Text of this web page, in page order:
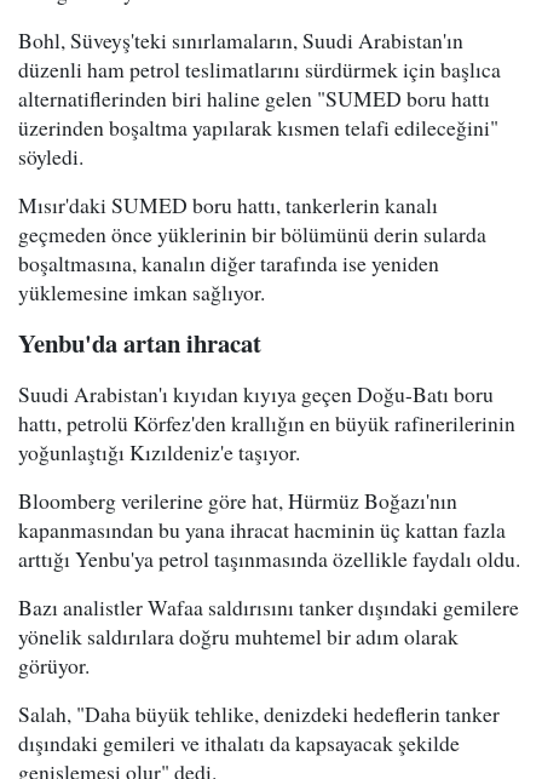
Bohl, Süveyş'teki sınırlamaların, Suudi Arabistan'ın
düzenli ham petrol teslimatlarını sürdürmek için başlıca
alternatiflerinden biri haline gelen "SUMED boru hattı
üzerinden boşaltma yapılarak kısmen telafi edileceğini"
söyledi.
Mısır'daki SUMED boru hattı, tankerlerin kanalı
geçmeden önce yüklerinin bir bölümünü derin sularda
boşaltmasına, kanalın diğer tarafında ise yeniden
yüklemesine imkan sağlıyor.
Yenbu'da artan ihracat
Suudi Arabistan'ı kıyıdan kıyıya geçen Doğu-Batı boru
hattı, petrolü Körfez'den krallığın en büyük rafinerilerinin
yoğunlaştığı Kızıldeniz'e taşıyor.
Bloomberg verilerine göre hat, Hürmüz Boğazı'nın
kapanmasından bu yana ihracat hacminin üç kattan fazla
arttığı Yenbu'ya petrol taşınmasında özellikle faydalı oldu.
Bazı analistler Wafaa saldırısını tanker dışındaki gemilere
yönelik saldırılara doğru muhtemel bir adım olarak
görüyor.
Salah, "Daha büyük tehlike, denizdeki hedeflerin tanker
dışındaki gemileri ve ithalatı da kapsayacak şekilde
genişlemesi olur" dedi.